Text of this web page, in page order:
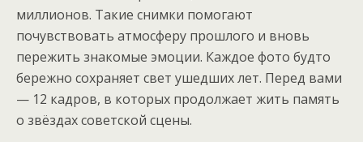
миллионов. Такие снимки помогают
почувствовать атмосферу прошлого и вновь
пережить знакомые эмоции. Каждое фото будто
бережно сохраняет свет ушедших лет. Перед вами
— 12 кадров, в которых продолжает жить память
о звёздах советской сцены.